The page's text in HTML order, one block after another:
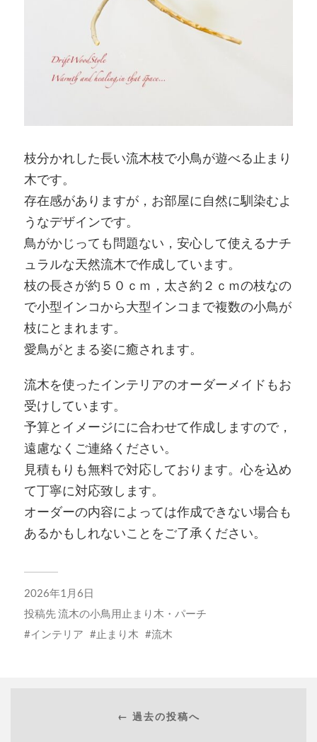
枝分かれした長い流木枝で小鳥が遊べる止まり
木です。
存在感がありますが，お部屋に自然に馴染むよ
うなデザインです。
鳥がかじっても問題ない，安心して使えるナチ
ュラルな天然流木で作成しています。
枝の長さが約５０ｃｍ，太さ約２ｃｍの枝なの
で小型インコから大型インコまで複数の小鳥が
枝にとまれます。
愛鳥がとまる姿に癒されます。
流木を使ったインテリアのオーダーメイドもお
受けしています。
予算とイメージにに合わせて作成しますので，
遠慮なくご連絡ください。
見積もりも無料で対応しております。心を込め
て丁寧に対応致します。
オーダーの内容によっては作成できない場合も
あるかもしれないことをご了承ください。
2026年1月6日
投稿先流木の小鳥用止まり木・パーチ
インテリア
止まり木 流木
← 過去の投稿へ